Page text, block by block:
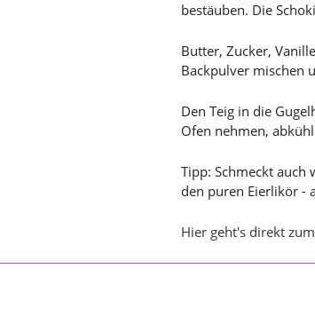
bestäuben. Die
Butter, Zucker,
Backpulver mischen
Den Teig in die
Ofen nehmen,
Tipp: Schmeckt auch
den puren Eierlikör -
Hier geht's direkt